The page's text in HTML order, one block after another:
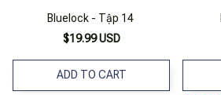
Bluelock - Tập 14
$19.99 USD
ADD TO CART